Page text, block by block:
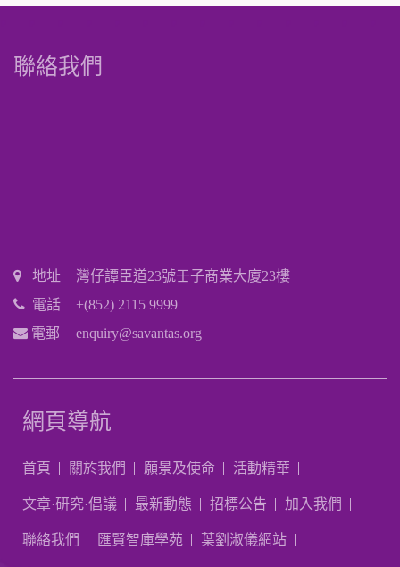
聯絡我們
地址
灣仔譚臣道23號壬子商業大廈23樓
電話
+(852) 2115 9999
電郵
enquiry@savantas.org
網頁導航
首頁 關於我們 願景及使命 活動精華
文章·研究·倡議 最新動態 招標公告 加入我們
聯絡我們 匯賢智庫學苑 葉劉淑儀網站